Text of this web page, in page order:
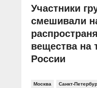
Участники
смешивали
вещества на
России
Москва Санкт-